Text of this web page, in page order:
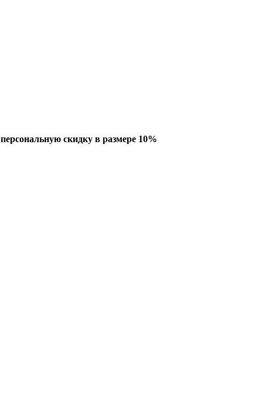
персональную скидку в размере 10%